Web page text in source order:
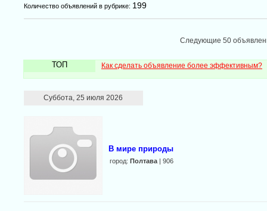
Количество объявлений в рубрике: 199
Следующие 50
ТОП Как сделать объявление более эффективным?
Суббота, 25 июля 2026
В мире природы
город: Полтава | 906